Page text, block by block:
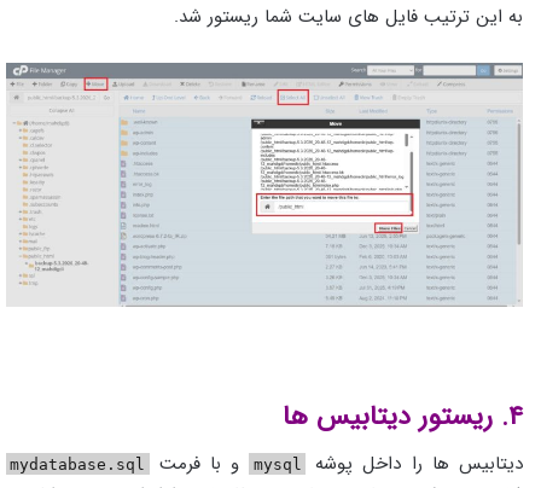
به این ترتیب فایل های سایت شما ریستور شد.
۴. ریستور دیتابیس‌ ها
دیتابیس ها را داخل پوشه mysql و با فرمت mydatabase.sql